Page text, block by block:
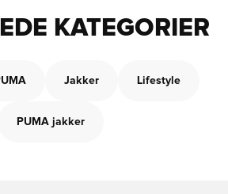
KATEGORIER
Jakker Lifestyle
PUMA jakker